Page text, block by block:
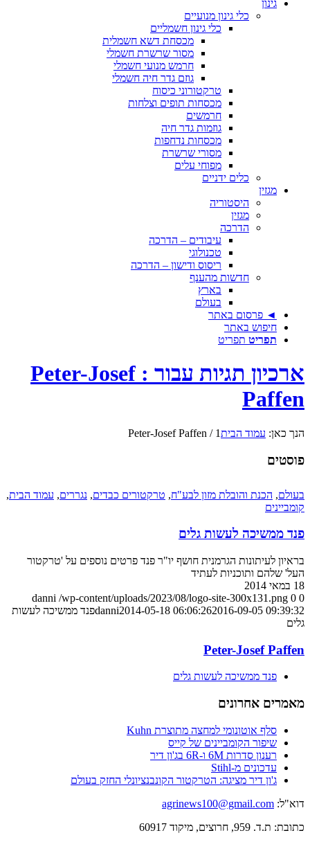
גינון
כלי גינון מנועיים
כלי גינון חשמליים
מכסחת דשא חשמלית
מסור שרשרת חשמלי
חרמש מנועי חשמלי
גוזם גדר חיה חשמלי
טרקטורוני כיסוח
מכסחות תופים וצלחות
חרמשים
גוזמות גדר חיה
מכסחות נדחפות
מסורי שרשרת
מפוחי עלים
כלים ידניים
מגזין
היסטוריה
מגזין
הדרכה
עיבודים – הדרכה
טכנולוגי
ריסוס ודישון – הדרכה
חדשות מהענף
בארץ
בעולם
◄ פרסום באתר
חיפוש באתר
תפריט תפריט
ארכיון תגיות עבור : Peter-Josef
Paffen
הנך כאן: עמוד הבית1
/
Peter-Josef Paffen
פוסטים
בעולם, הכנת והובלת מזון לבע"ח, טרקטורים כבדים, נגררים, עמוד הבית,
קומביינים
פנד ממשיכה לעשות גלים
בראיון לעיתונות הגרמנית חושף יו"ר פנד פרטים נוספים על 'טרקטור
העל' שלהם ותוכניות לעתיד
18 במאי 2014
0
0
danni /wp-content/uploads/2023/08/logo-site-300x131.png
danni2014-05-18 06:06:262016-09-05 09:39:32
פנד ממשיכה לעשות
גלים
Peter-Josef Paffen
פנד ממשיכה לעשות גלים
מאמרים אחרונים
סלף אוטונומי למחצה מתוצרת Kuhn
שיפור הקומביינים של קייס
רענון סדרות 6M ו-6R בג'ון דיר
עדכונים מ-Stihl
ג'ון דיר מציגה: הטרקטור הקונבנציונלי החזק בעולם
דוא"ל: agrinews100@gmail.com
כתובת: ת.ד. 959, חרוצים, מיקוד 60917